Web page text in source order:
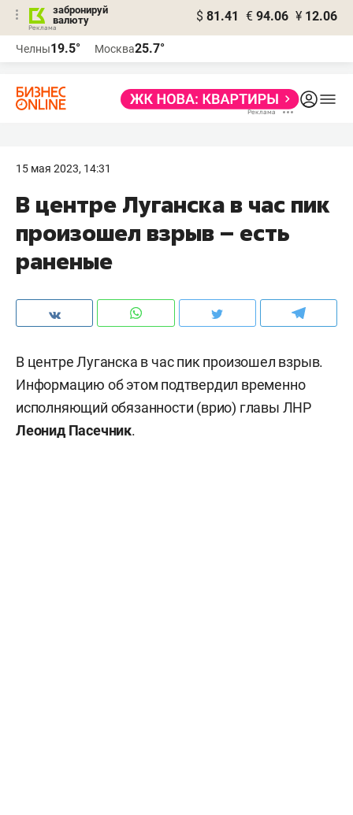
забронируй
валюту
$ 81.41 € 94.06 ¥ 12.06
Челны19.5° Москва25.7°
15 мая 2023, 14:31
В центре Луганска в час пик
произошел взрыв – есть
раненые
В центре Луганска в час пик произошел взрыв.
Информацию об этом подтвердил временно
исполняющий обязанности (врио) главы ЛНР
Леонид Пасечник.